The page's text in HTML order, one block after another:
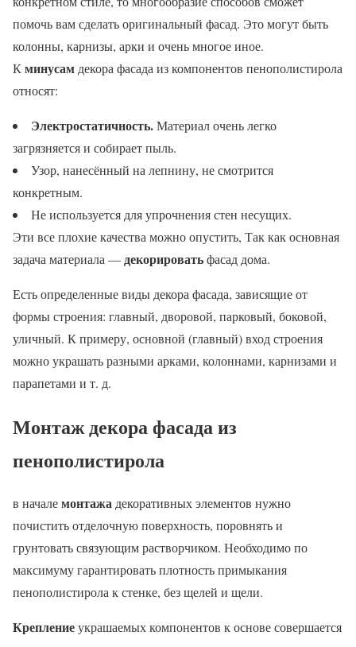
помочь вам сделать оригинальный фасад. Это могут быть
колонны, карнизы, арки и очень многое иное.
Кминусам декора фасада из компонентов пенополистирола
относят:
Электростатичность.Материал очень легко
загрязняется и собирает пыль.
Узор, нанесённый на лепнину, не смотрится
конкретным.
Не используется для упрочнения стен несущих.
Эти все плохие качества можно опустить, Так как основная
задача материала —декорироватьфасад дома.
Есть определенные виды декора фасада, зависящие от
формы строения: главный, дворовой, парковый, боковой,
уличный. К примеру, основной (главный) вход строения
можно украшать разными арками, колоннами, карнизами и
парапетами и т. д.
Монтаж декора фасада из
пенополистирола
в началемонтажадекоративных элементов нужно
почистить отделочную поверхность, поровнять и
грунтовать связующим растворчиком. Необходимо по
максимуму гарантировать плотность примыкания
пенополистирола к стенке, без щелей и щели.
Креплениеукрашаемых компонентов к основе совершается